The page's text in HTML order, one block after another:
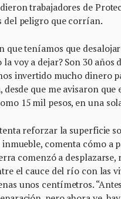
trabajadores de
del peligro que corrían.
que teníamos que
voy a dejar? Son 30 años
invertido mucho dinero
desde que me avisaron que
15 mil pesos, en una
reforzar la superficie
comenta cómo a
comenzó a desplazarse,
el cauce del río con las
unos centímetros.